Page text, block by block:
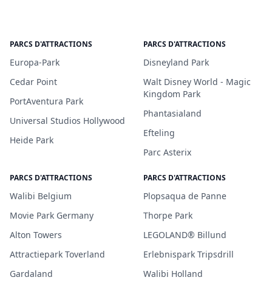
PARCS D'ATTRACTIONS
Europa-Park
Cedar Point
PortAventura Park
Universal Studios Hollywood
Heide Park
PARCS D'ATTRACTIONS
Disneyland Park
Walt Disney World - Magic
Kingdom Park
Phantasialand
Efteling
Parc Asterix
PARCS D'ATTRACTIONS
Walibi Belgium
Movie Park Germany
Alton Towers
Attractiepark Toverland
Gardaland
PARCS D'ATTRACTIONS
Plopsaqua de Panne
Thorpe Park
LEGOLAND® Billund
Erlebnispark Tripsdrill
Walibi Holland